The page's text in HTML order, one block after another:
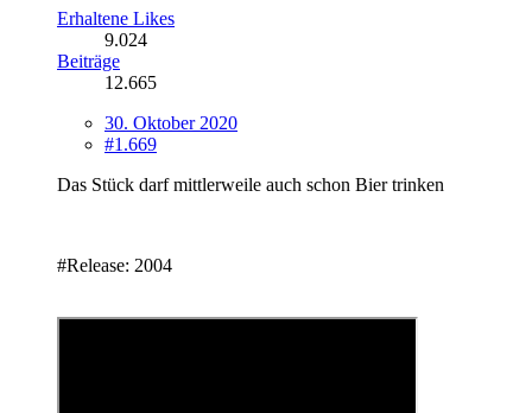
Erhaltene Likes
9.024
Beiträge
12.665
30. Oktober 2020
#1.669
Das Stück darf mittlerweile auch schon Bier trinken
#Release: 2004